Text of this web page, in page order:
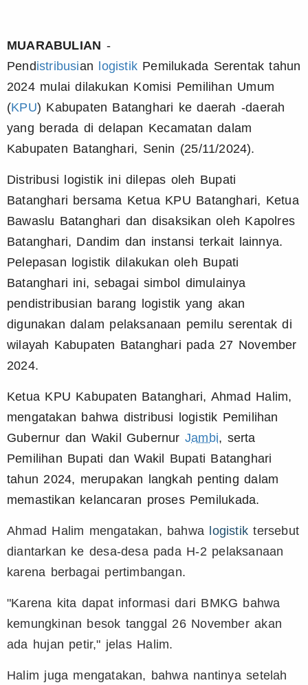
MUARABULIAN -
Pendistribusian logistikPemilukada Serentak tahun
2024 mulai dilakukan Komisi Pemilihan Umum
(KPU) Kabupaten Batanghari ke daerah -daerah
yang berada di delapan Kecamatan dalam
Kabupaten Batanghari, Senin (25/11/2024).
Distribusi logistik ini dilepas oleh Bupati
Batanghari bersama Ketua KPU Batanghari, Ketua
Bawaslu Batanghari dan disaksikan oleh Kapolres
Batanghari, Dandim dan instansi terkait lainnya.
Pelepasan logistik dilakukan oleh Bupati
Batanghari ini, sebagai simbol dimulainya
pendistribusian barang logistik yang akan
digunakan dalam pelaksanaan pemilu serentak di
wilayah Kabupaten Batanghari pada 27 November
2024.
Ketua KPU Kabupaten Batanghari, Ahmad Halim,
mengatakan bahwa distribusi logistik Pemilihan
Gubernur dan Wakil Gubernur Jambi, serta
Pemilihan Bupati dan Wakil Bupati Batanghari
tahun 2024, merupakan langkah penting dalam
memastikan kelancaran proses Pemilukada.
Ahmad Halim mengatakan, bahwa logistik tersebut
diantarkan ke desa-desa pada H-2 pelaksanaan
karena berbagai pertimbangan.
"Karena kita dapat informasi dari BMKG bahwa
kemungkinan besok tanggal 26 November akan
ada hujan petir," jelas Halim.
Halim juga mengatakan, bahwa nantinya setelah